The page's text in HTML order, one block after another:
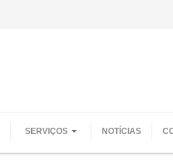
SERVIÇOS NOTÍCIAS